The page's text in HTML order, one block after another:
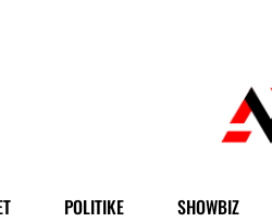
POLITIKE SHOWBIZ